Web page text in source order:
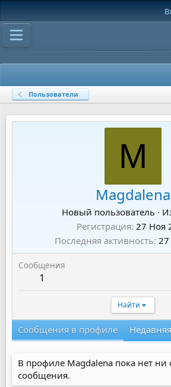
Пользователи
M
Magdalena
Новый пользователь ·
Регистрация 27 Ноя
Последняя активность
Сообщения
1
Найти
Сообщения в профиле
В профиле Magdalena пока нет ни
сообщения.